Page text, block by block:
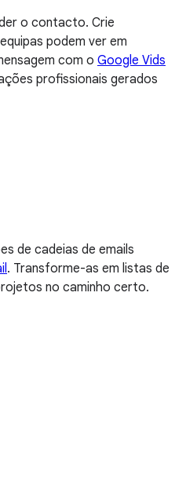
o contacto. Crie
podem ver em
com o Google Vids
profissionais gerados
de cadeias de emails
. Transforme-as em listas de
no caminho certo.